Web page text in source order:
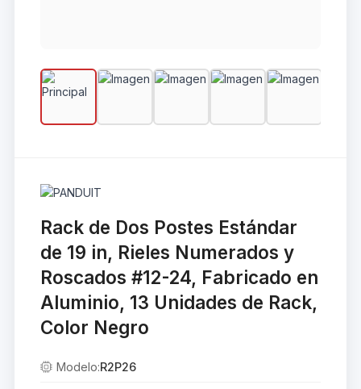
Rack de Dos Postes Estándar
de 19 in, Rieles Numerados y
Roscados #12-24, Fabricado en
Aluminio, 13 Unidades de Rack,
Color Negro
Modelo:R2P26